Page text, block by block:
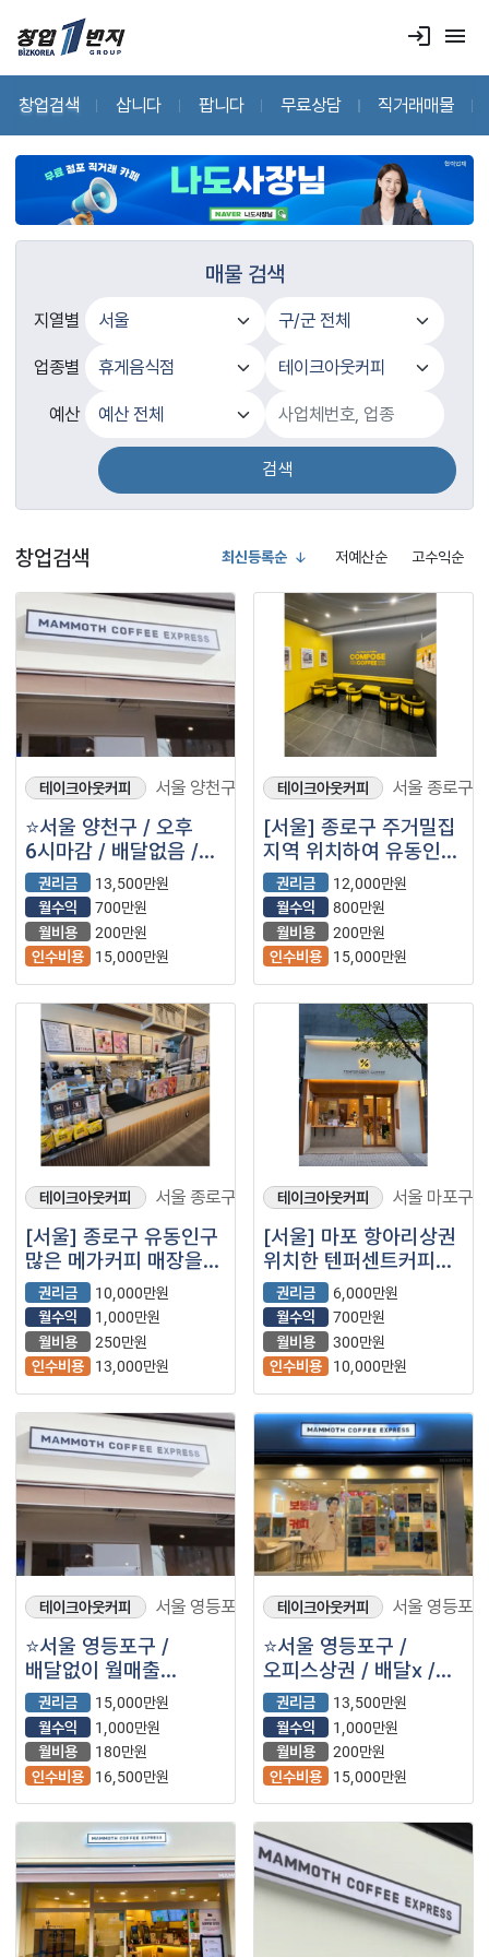
login menu
창업검색 삽니다 팝니다 무료상담 직거래매물
매물 검색
지열별
업종별
예산
검색
창업검색 최신등록순 저예산순 고수익순
테이크아웃커피 서울 양천구
⭐️서울 양천구 / 오후
6시마감 / 배달없음 /
풀오토운영가능 / ＂
매머드커피＂⭐️
권리금
13,500만원
월수익
700만원
월비용
200만원
인수비용
15,000만원
테이크아웃커피 서울 종로구
[서울] 종로구 주거밀집
지역 위치하여 유동인구
많은 컴포즈커피 매장을
소개합니다!
권리금
12,000만원
월수익
800만원
월비용
200만원
인수비용
15,000만원
테이크아웃커피 서울 종로구
[서울] 종로구 유동인구
많은 메가커피 매장을
소개합니다!
권리금
10,000만원
월수익
1,000만원
월비용
250만원
인수비용
13,000만원
테이크아웃커피 서울 마포구
[서울] 마포 항아리상권
위치한 텐퍼센트커피
매장을 소개합니다!!
권리금
6,000만원
월수익
700만원
월비용
300만원
인수비용
10,000만원
테이크아웃커피 서울 영등포구
⭐️서울 영등포구 /
배달없이 월매출
3,000만원 /
영업시간짧음 / 고매출
＂매머드익스프레스＂
매머드커피⭐️
권리금
15,000만원
월수익
1,000만원
월비용
180만원
인수비용
16,500만원
테이크아웃커피 서울 영등포구
⭐️서울 영등포구 /
오피스상권 / 배달x /
워라벨좋음 / ＂
매머드익스프레스＂
매머드커피⭐️
권리금
13,500만원
월수익
1,000만원
월비용
200만원
인수비용
15,000만원